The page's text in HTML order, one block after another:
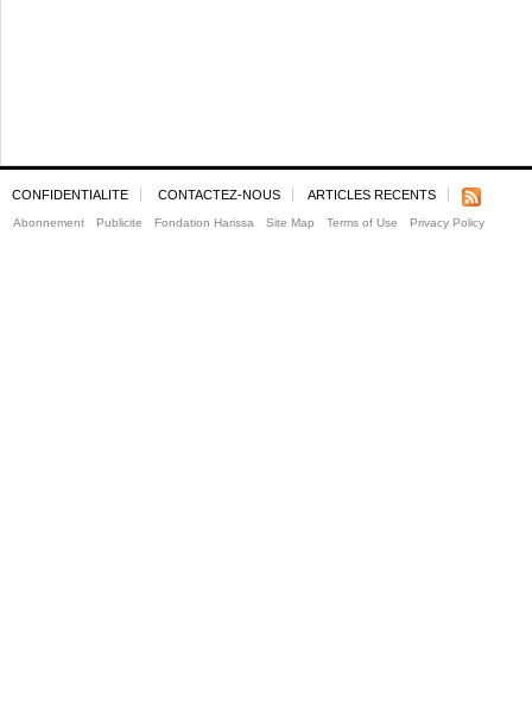
CONFIDENTIALITE CONTACTEZ-NOUS ARTICLES RECENTS
Abonnement Publicite Fondation Harissa Site Map Terms of Use Privacy Policy